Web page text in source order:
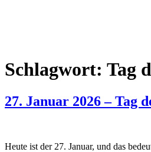
Schlagwort: Tag
27. Januar 2026 – Tag
Heute ist der 27. Januar, und das